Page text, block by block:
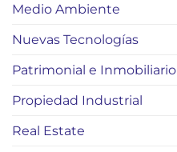
Medio Ambiente
Nuevas Tecnologías
Patrimonial e Inmobiliario
Propiedad Industrial
Real Estate